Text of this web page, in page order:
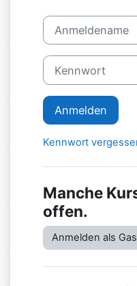
Anmeldename
Kennwort
Anmelden
Kennwort
Manche
offen.
Anmelden als